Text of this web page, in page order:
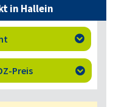
in Hallein

Preis 